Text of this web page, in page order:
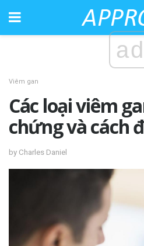
ad
Viêm gan
Các loại viêm
chứng và cách
by Charles Daniel